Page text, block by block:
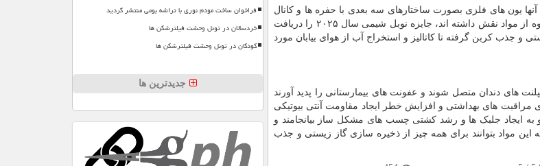
یون های فلزی بصورت ساختارهای سه بعدی با حفره ها و کانال
های بزرگ در ماده به هم متصل شده اند. پژوهشگرهایی که در توسعه این گروه از مواد نقش داشته اند، جایزه نوبل شیمی سال ۲۰۲۵ را دریافت
و جذب کربن گرفته تا کاتالیز و استخراج آب از هوای بیابان مورد
های دندان متصل شوند و عفونت های بیمارستانی را پدید آورند
های بهداشتی و افزایش خطر ایجاد مقاومت آنتی بیوتیکی
و به ایجاد جلبک ها و رشد کشتی چسب های مشکل ساز بیانجامند و
بتوانند برای همه چیز از ذخیره سازی گاز زیستی و جذب
فراخوان ساخت مودم نوری با تراشه بومی منتشر گردید
خردسالان در تونل وحشت فیلترشکن ها
کودکان در تونل وحشت فیلترشکن ها
جدیدترین ها